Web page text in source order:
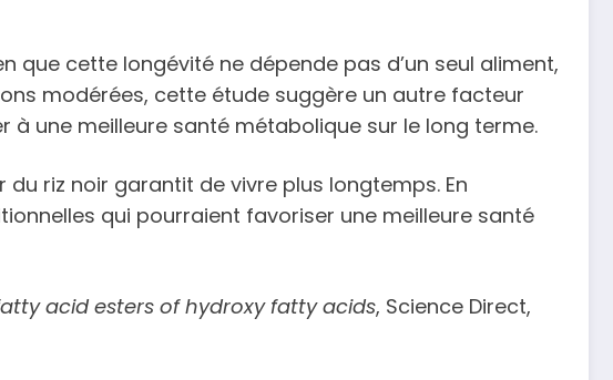
que cette longévité ne dépende pas d’un seul aliment,
modérées, cette étude suggère un autre facteur
une meilleure santé métabolique sur le long terme.
riz noir garantit de vivre plus longtemps. En
qui pourraient favoriser une meilleure santé
acid esters of hydroxy fatty acids, Science Direct,